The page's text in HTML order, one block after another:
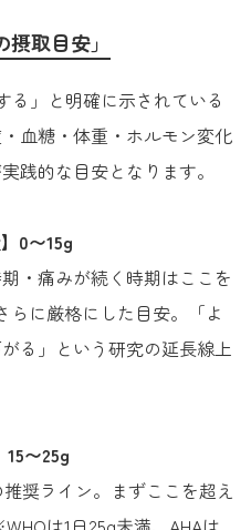
取目安」
」と明確に示されている
血糖・体重・ホルモン変化
践的な目安となります。
0〜15g
・痛みが続く時期はここを
に厳格にした目安。「よ
る」という研究の延長線上
15〜25g
推奨ライン。まずここを超え